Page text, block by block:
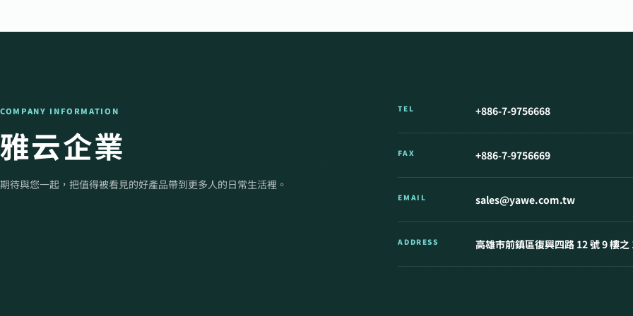
COMPANY INFORMATION
雅云企業
期待與您一起，把值得被看見的好產品帶到更多人的日常生活裡。
TEL +886-7-9756668
FAX +886-7-9756669
EMAIL sales@yawe.com.tw
ADDRESS 高雄市前鎮區復興四路 12 號 9 樓之